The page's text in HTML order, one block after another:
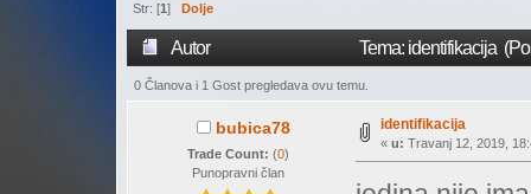
Str: [1] Dolje
Autor Tema: identifikacija
0 Članova i 1 Gost pregledava ovu temu.
bubica78
Trade Count: (0)
Punopravni član
identifikacija
« u: Travanj 12, 2019,